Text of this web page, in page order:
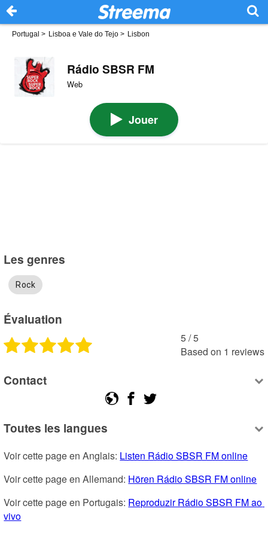
Portugal > Lisboa e Vale do Tejo > Lisbon
Rádio SBSR FM
Web
Jouer
Les genres
Rock
Évaluation
5 /5
Based on 1 reviews
Contact
Toutes les langues
Voir cette page en Anglais: Listen Rádio SBSR FM online
Voir cette page en Allemand: Hören Rádio SBSR FM online
Voir cette page en Portugais: Reproduzir Rádio SBSR FM ao
vivo